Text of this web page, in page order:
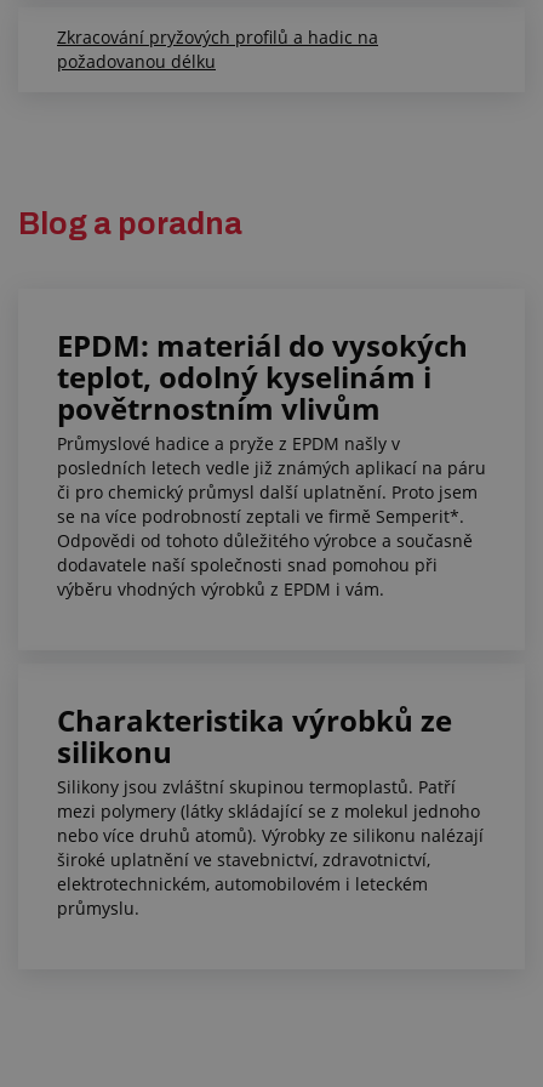
Zkracování pryžových profilů a hadic na
požadovanou délku
Blog a poradna
EPDM: materiál do vysokých
teplot, odolný kyselinám i
povětrnostním vlivům
Průmyslové hadice a pryže z EPDM našly v
posledních letech vedle již známých aplikací na páru
či pro chemický průmysl další uplatnění. Proto jsem
se na více podrobností zeptali ve firmě Semperit*.
Odpovědi od tohoto důležitého výrobce a současně
dodavatele naší společnosti snad pomohou při
výběru vhodných výrobků z EPDM i vám.
Charakteristika výrobků ze
silikonu
Silikony jsou zvláštní skupinou termoplastů. Patří
mezi polymery (látky skládající se z molekul jednoho
nebo více druhů atomů). Výrobky ze silikonu nalézají
široké uplatnění ve stavebnictví, zdravotnictví,
elektrotechnickém, automobilovém i leteckém
průmyslu.